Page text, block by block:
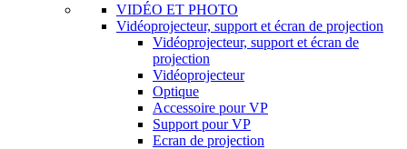
VIDÉO ET PHOTO
Vidéoprojecteur, support et écran de projection
Vidéoprojecteur, support et écran de
projection
Vidéoprojecteur
Optique
Accessoire pour VP
Support pour VP
Ecran de projection